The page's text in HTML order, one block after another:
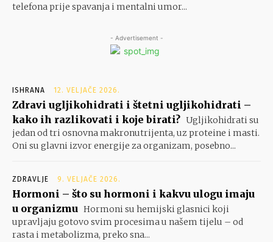
telefona prije spavanja i mentalni umor...
- Advertisement -
ISHRANA 12. VELJAČE 2026.
Zdravi ugljikohidrati i štetni ugljikohidrati –
kako ih razlikovati i koje birati? Ugljikohidrati su
jedan od tri osnovna makronutrijenta, uz proteine i masti.
Oni su glavni izvor energije za organizam, posebno...
ZDRAVLJE 9. VELJAČE 2026.
Hormoni – što su hormoni i kakvu ulogu imaju
u organizmu Hormoni su hemijski glasnici koji
upravljaju gotovo svim procesima u našem tijelu – od
rasta i metabolizma, preko sna...